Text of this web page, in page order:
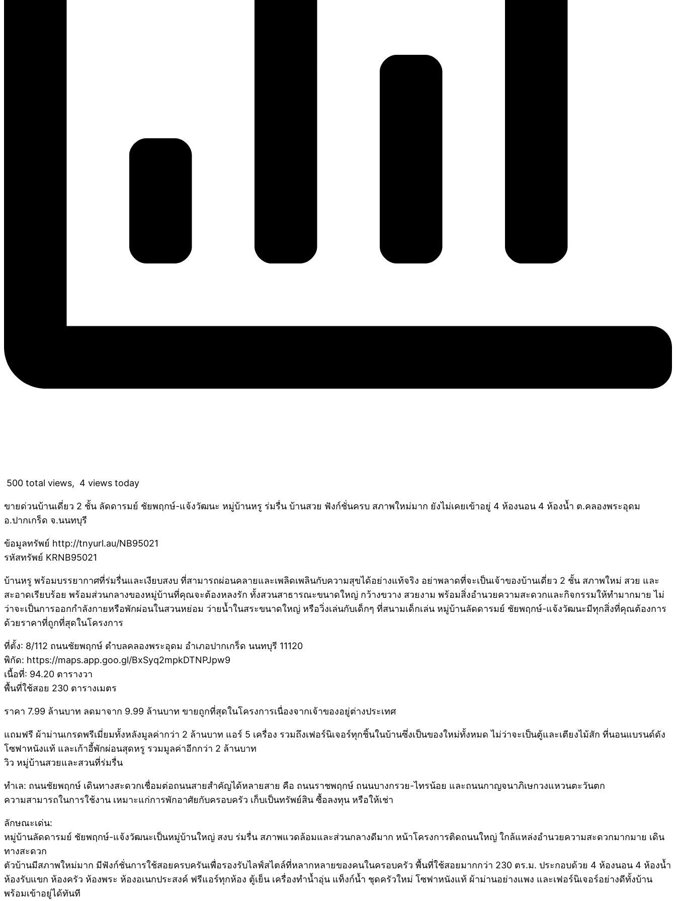
500 total views, 4 views today
ขายด่วนบ้านเดี่ยว 2 ชั้น ลัดดารมย์ ชัยพฤกษ์-แจ้งวัฒนะ หมู่บ้านหรู ร่มรื่น บ้านสวย ฟังก์ชั่นครบ สภาพใหม่มาก ยังไม่เคยเข้าอยู่ 4 ห้องนอน 4 ห้องน้ำ ต.คลองพระอุดม
อ.ปากเกร็ด จ.นนทบุรี
ข้อมูลทรัพย์ http://tnyurl.au/NB95021
รหัสทรัพย์ KRNB95021
บ้านหรู พร้อมบรรยากาศที่ร่มรื่นและเงียบสงบ ที่สามารถผ่อนคลายและเพลิดเพลินกับความสุขได้อย่างแท้จริง อย่าพลาดที่จะเป็นเจ้าของบ้านเดี่ยว 2 ชั้น สภาพใหม่ สวย และ
สะอาดเรียบร้อย พร้อมส่วนกลางของหมู่บ้านที่คุณจะต้องหลงรัก ทั้งสวนสาธารณะขนาดใหญ่ กว้างขวาง สวยงาม พร้อมสิ่งอำนวยความสะดวกและกิจกรรมให้ทำมากมาย ไม่
ว่าจะเป็นการออกกำลังกายหรือพักผ่อนในสวนหย่อม ว่ายน้ำในสระขนาดใหญ่ หรือวิ่งเล่นกับเด็กๆ ที่สนามเด็กเล่น หมู่บ้านลัดดารมย์ ชัยพฤกษ์-แจ้งวัฒนะมีทุกสิ่งที่คุณต้องการ
ด้วยราคาที่ถูกที่สุดในโครงการ
ที่ตั้ง: 8/112 ถนนชัยพฤกษ์ ตำบลคลองพระอุดม อำเภอปากเกร็ด นนทบุรี 11120
พิกัด: https://maps.app.goo.gl/BxSyq2mpkDTNPJpw9
เนื้อที่: 94.20 ตารางวา
พื้นที่ใช้สอย 230 ตารางเมตร
ราคา 7.99 ล้านบาท ลดมาจาก 9.99 ล้านบาท ขายถูกที่สุดในโครงการเนื่องจากเจ้าของอยู่ต่างประเทศ
แถมฟรี ผ้าม่านเกรดพรีเมี่ยมทั้งหลังมูลค่ากว่า 2 ล้านบาท แอร์ 5 เครื่อง รวมถึงเฟอร์นิเจอร์ทุกชิ้นในบ้านซึ่งเป็นของใหม่ทั้งหมด ไม่ว่าจะเป็นตู้และเตียงไม้สัก ที่นอนแบรนด์ดัง
โซฟาหนังแท้ และเก้าอี้พักผ่อนสุดหรู รวมมูลค่าอีกกว่า 2 ล้านบาท
วิว หมู่บ้านสวยและสวนที่ร่มรื่น
ทำเล: ถนนชัยพฤกษ์ เดินทางสะดวกเชื่อมต่อถนนสายสำคัญได้หลายสาย คือ ถนนราชพฤกษ์ ถนนบางกรวย-ไทรน้อย และถนนกาญจนาภิเษกวงแหวนตะวันตก
ความสามารถในการใช้งาน เหมาะแก่การพักอาศัยกับครอบครัว เก็บเป็นทรัพย์สิน ซื้อลงทุน หรือให้เช่า
ลักษณะเด่น:
หมู่บ้านลัดดารมย์ ชัยพฤกษ์-แจ้งวัฒนะเป็นหมู่บ้านใหญ่ สงบ ร่มรื่น สภาพแวดล้อมและส่วนกลางดีมาก หน้าโครงการติดถนนใหญ่ ใกล้แหล่งอำนวยความสะดวกมากมาย เดิน
ทางสะดวก
ตัวบ้านมีสภาพใหม่มาก มีฟังก์ชั่นการใช้สอยครบครันเพื่อรองรับไลฟ์สไตล์ที่หลากหลายของคนในครอบครัว พื้นที่ใช้สอยมากกว่า 230 ตร.ม. ประกอบด้วย 4 ห้องนอน 4 ห้องน้ำ
ห้องรับแขก ห้องครัว ห้องพระ ห้องอเนกประสงค์ ฟรีแอร์ทุกห้อง ตู้เย็น เครื่องทำน้ำอุ่น แท็งก์น้ำ ชุดครัวใหม่ โซฟาหนังแท้ ผ้าม่านอย่างแพง และเฟอร์นิเจอร์อย่างดีทั้งบ้าน
พร้อมเข้าอยู่ได้ทันที